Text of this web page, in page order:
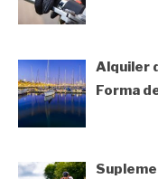
Alquiler
Forma